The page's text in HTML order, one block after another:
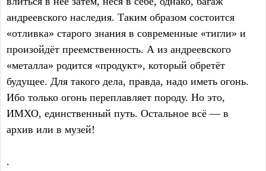
андреевского наследия. Таким образом состоится
«отливка» старого знания в современные «тигли» и
произойдёт преемственность. А из андреевского
«металла» родится «продукт», который обретёт
будущее. Для такого дела, правда, надо иметь огонь.
Ибо только огонь переплавляет породу. Но это,
ИМХО, единственный путь. Остальное всё — в
архив или в музей!
.